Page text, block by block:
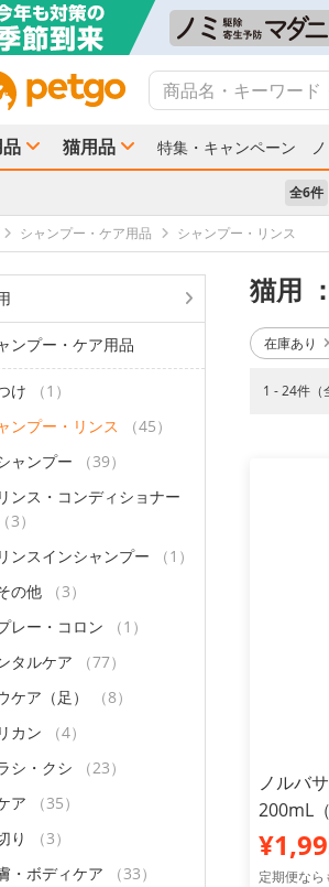
猫用品 特集・キャンペーン
全6件
シャンプー・ケア用品 シャンプー・リンス
ンプー・ケア用品
け
（1）
ンプー・リンス
（45）
ャンプー
（39）
リンス・コンディショナー
（3）
リンスインシャンプー
（1）
の他
（3）
レー・コロン
（1）
タルケア
（77）
ケア（足）
（8）
カン
（4）
シ・クシ
（23）
ア
（35）
り
（3）
・ボディケア
（33）
猫用
在庫あり
1 - 24件（
ノルバ
200mL
定期便なら